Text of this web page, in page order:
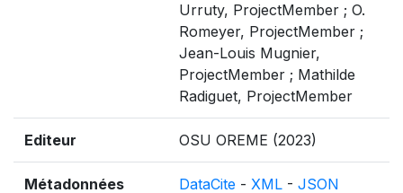
Urruty, ProjectMember ; O.
Romeyer, ProjectMember ;
Jean-Louis Mugnier,
ProjectMember ; Mathilde
Radiguet, ProjectMember
Editeur OSU OREME (2023)
Métadonnées DataCite - XML - JSON